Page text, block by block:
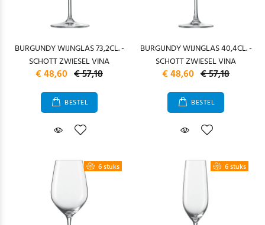
BURGUNDY WIJNGLAS 73,2CL. -
SCHOTT ZWIESEL VINA
€ 48,60 € 57,18
BESTEL
BURGUNDY WIJNGLAS 40,4CL. -
SCHOTT ZWIESEL VINA
€ 48,60 € 57,18
BESTEL
6 stuks 6 stuks